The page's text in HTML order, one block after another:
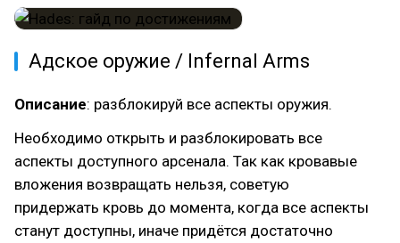
Адское оружие / Infernal Arms
Описание: разблокируй все аспекты оружия.
Необходимо открыть и разблокировать все
аспекты доступного арсенала. Так как кровавые
вложения возвращать нельзя, советую
придержать кровь до момента, когда все аспекты
станут доступны, иначе придётся достаточно